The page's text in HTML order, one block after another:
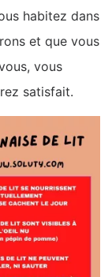
habitez dans
et que vous
vous
satisfait.